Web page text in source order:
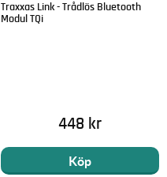
Traxxas Link - Trådlös Bluetooth
Modul TQi
448 kr
Köp